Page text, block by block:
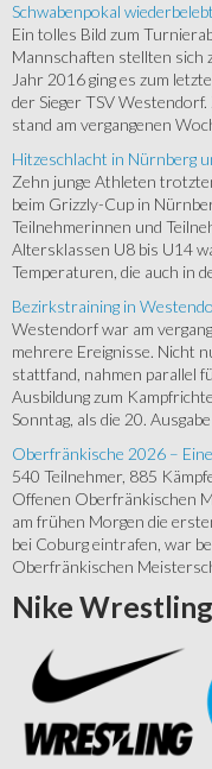
Schwabenpokal
Ein tolles Bild zum
Mannschaften stellten sich
Jahr 2016 ging es zum
der Sieger TSV
stand am vergangenen
Hitzeschlacht in Nürnberg
Zehn junge Athleten
beim Grizzly-Cup in
Teilnehmerinnen und
Altersklassen U8 bis U14
Temperaturen, die auch in
Bezirkstraining in
Westendorf war am
mehrere Ereignisse. Nicht
stattfand, nahmen parallel
Ausbildung zum
Sonntag, als die 20. Ausgabe
Oberfränkische 2026 –
540 Teilnehmer, 885
Offenen Oberfränkischen
am frühen Morgen die
bei Coburg eintrafen, war
Oberfränkischen
Nike Wrestling